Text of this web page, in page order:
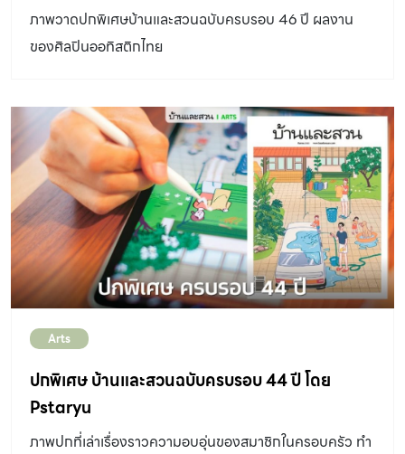
ภาพวาดปกพิเศษบ้านและสวนฉบับครบรอบ 46 ปี ผลงาน
ของศิลปินออทิสติกไทย
Arts
ปกพิเศษ บ้านและสวนฉบับครบรอบ 44 ปี โดย
Pstaryu
ภาพปกที่เล่าเรื่องราวความอบอุ่นของสมาชิกในครอบครัว ทำ